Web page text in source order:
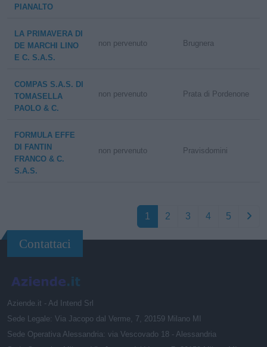
PIANALTO
LA PRIMAVERA DI
DE MARCHI LINO
E C. S.A.S.
non pervenuto Brugnera
COMPAS S.A.S. DI
TOMASELLA
PAOLO & C.
non pervenuto Prata di Pordenone
FORMULA EFFE
DI FANTIN
FRANCO & C.
S.A.S.
non pervenuto Pravisdomini
1 2 3 4 5
Contattaci
Aziende.it - Ad Intend Srl
Sede Legale: Via Jacopo dal Verme, 7, 20159 Milano MI
Sede Operativa Alessandria: via Vescovado 18 - Alessandria